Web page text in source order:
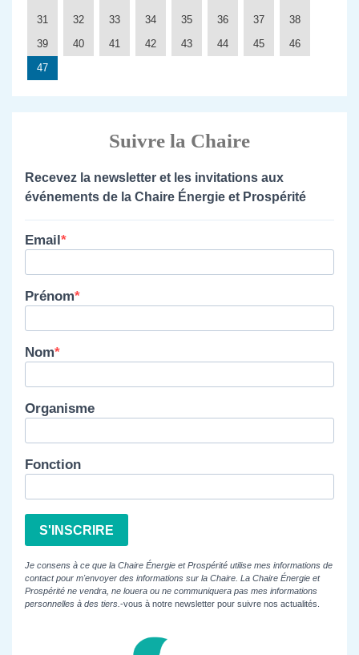
31
32 33 34 35 36 37
38
39
40 41 42 43 44 45
46
47
Suivre la Chaire
Recevez la newsletter et les invitations aux
événements de la Chaire Énergie et Prospérité
Email
Prénom
Nom
Organisme
Fonction
S'INSCRIRE
Je consens à ce que la Chaire Énergie et Prospérité utilise mes informations de
contact pour m'envoyer des informations sur la Chaire. La Chaire Énergie et
Prospérité ne vendra, ne louera ou ne communiquera pas mes informations
personnelles à des tiers. -vous à notre newsletter pour suivre nos actualités.